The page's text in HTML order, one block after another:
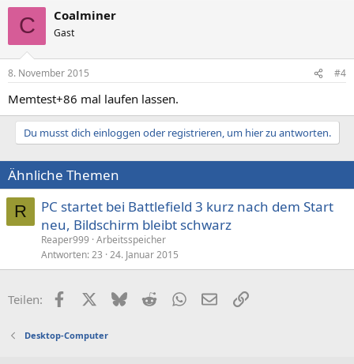
C Coalminer
Gast
8. November 2015 #4
Memtest+86 mal laufen lassen.
Du musst dich einloggen oder registrieren, um hier zu antworten.
Ähnliche Themen
R
PC startet bei Battlefield 3 kurz nach dem Start
neu, Bildschirm bleibt schwarz
Reaper999 Arbeitsspeicher
Antworten 23 24. Januar 2015
Teilen: FacebookX (Twitter)
BlueskyRedditWhatsApp
E-MailLink
Desktop-Computer